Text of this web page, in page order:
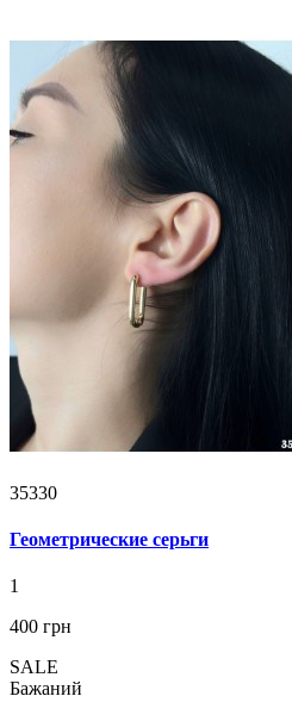
35330
Геометрические серьги
1
400 грн
SALE
Бажаний